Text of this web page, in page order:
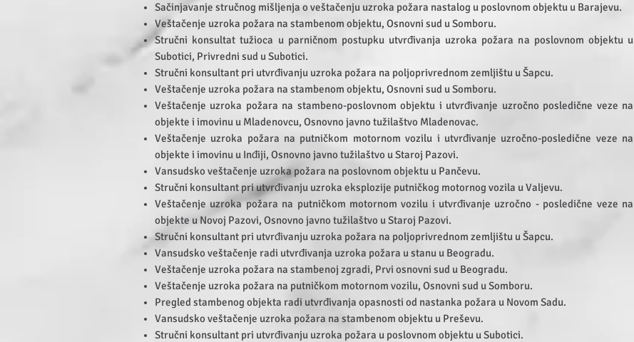
Sačinjavanje stručnog mišljenja o veštačenju uzroka požara nastalog u poslovnom objektu u Barajevu.
Veštačenje uzroka požara na stambenom objektu, Osnovni sud u Somboru.
Stručni konsultat tužioca u parničnom postupku utvrđivanja uzroka požara na poslovnom objektu u
Subotici, Privredni sud u Subotici.
Stručni konsultant pri utvrđivanju uzroka požara na poljoprivrednom zemljištu u Šapcu.
Veštačenje uzroka požara na stambenom objektu, Osnovni sud u Somboru.
Veštačenje uzroka požara na stambeno-poslovnom objektu i utvrđivanje uzročno posledične veze na
objekte i imovinu u Mladenovcu, Osnovno javno tužilaštvo Mladenovac.
Veštačenje uzroka požara na putničkom motornom vozilu i utvrđivanje uzročno-posledične veze na
objekte i imovinu u Inđiji, Osnovno javno tužilaštvo u Staroj Pazovi.
Vansudsko veštačenje uzroka požara na poslovnom objektu u Pančevu.
Stručni konsultant pri utvrđivanju uzroka eksplozije putničkog motornog vozila u Valjevu.
Veštačenje uzroka požara na putničkom motornom vozilu i utvrđivanje uzročno - posledične veze na
objekte u Novoj Pazovi, Osnovno javno tužilaštvo u Staroj Pazovi.
Stručni konsultant pri utvrđivanju uzroka požara na poljoprivrednom zemljištu u Šapcu.
Vansudsko veštačenje radi utvrđivanja uzroka požara u stanu u Beogradu.
Veštačenje uzroka požara na stambenoj zgradi, Prvi osnovni sud u Beogradu.
Veštačenje uzroka požara na putničkom motornom vozilu, Osnovni sud u Somboru.
Pregled stambenog objekta radi utvrđivanja opasnosti od nastanka požara u Novom Sadu.
Vansudsko veštačenje uzroka požara na stambenom objektu u Preševu.
Stručni konsultant pri utvrđivanju uzroka požara u poslovnom objektu u Subotici.